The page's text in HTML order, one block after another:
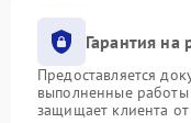
Гарантия на
Предоставляется
выполненные работы
защищает клиента